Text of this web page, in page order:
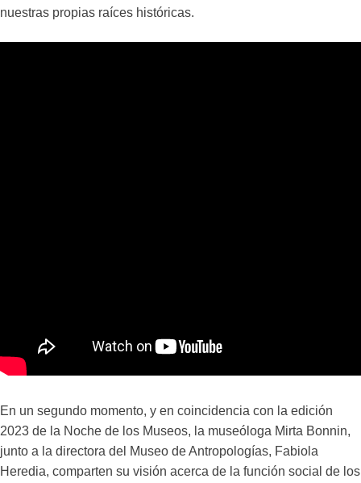
nuestras propias raíces históricas.
En un segundo momento, y en coincidencia con la edición
2023 de la Noche de los Museos, la museóloga Mirta Bonnin,
junto a la directora del Museo de Antropologías, Fabiola
Heredia, comparten su visión acerca de la función social de los